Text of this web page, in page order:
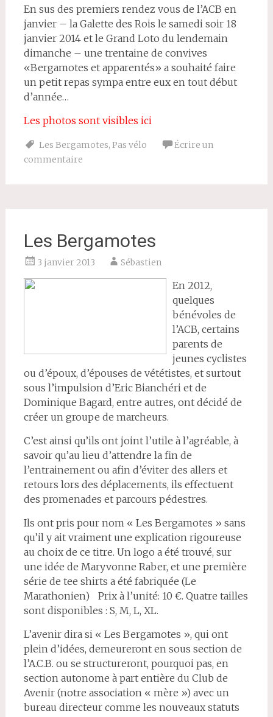
En sus des premiers rendez vous de l’ACB en
janvier – la Galette des Rois le samedi soir 18
janvier 2014 et le Grand Loto du lendemain
dimanche – une trentaine de convives
«Bergamotes et apparentés» a souhaité faire
un petit repas sympa entre eux en tout début
d’année…
Les photos sont visibles ici
Les Bergamotes, Pas vélo
Écrire un
commentaire
Les Bergamotes
3 janvier 2013 Sébastien
En 2012,
quelques
bénévoles de
l’ACB, certains
parents de
jeunes cyclistes
ou d’époux, d’épouses de vététistes, et surtout
sous l’impulsion d’Eric Bianchéri et de
Dominique Bagard, entre autres, ont décidé de
créer un groupe de marcheurs.
C’est ainsi qu’ils ont joint l’utile à l’agréable, à
savoir qu’au lieu d’attendre la fin de
l’entrainement ou afin d’éviter des allers et
retours lors des déplacements, ils effectuent
des promenades et parcours pédestres.
Ils ont pris pour nom « Les Bergamotes » sans
qu’il y ait vraiment une explication rigoureuse
au choix de ce titre. Un logo a été trouvé, sur
une idée de Maryvonne Raber, et une première
série de tee shirts a été fabriquée (Le
Marathonien) Prix à l’unité: 10 €. Quatre tailles
sont disponibles : S, M, L, XL.
L’avenir dira si « Les Bergamotes », qui ont
plein d’idées, demeureront en sous section de
l’A.C.B. ou se structureront, pourquoi pas, en
section autonome à part entière du Club de
Avenir (notre association « mère ») avec un
bureau directeur comme les nouveaux statuts